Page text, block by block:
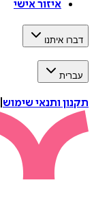
איזור אישי
דברו איתנו
עברית
תקנון ותנאי שימוש